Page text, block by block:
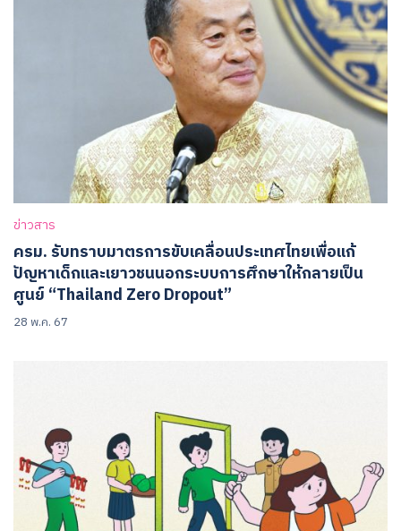
ข่าวสาร
ครม. รับทราบมาตรการขับเคลื่อนประเทศไทยเพื่อแก้
ปัญหาเด็กและเยาวชนนอกระบบการศึกษาให้กลายเป็น
ศูนย์ “Thailand Zero Dropout”
28 พ.ค. 67